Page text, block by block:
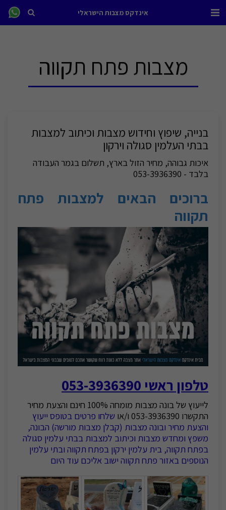
אינדקס מצבות הישראלי
מצבות פתח תקווה
בנייה, שיפוץ וחידוש מצבות וכיתוב למצבות
בבתי העלמין סגולה וירקון
איכות גבוהה, מחיר הזול בארץ, תשלום בגמר העבודה
בלבד - 053-3936390
ברוכים הבאים למצבות פתח
תקווה
טלפון ראשי 053-3936390
לייעוץ של בונה מצבות מומחה 100% חינם והצעת מחיר
התקשרו 053-3936390 ו/או
שלחו פרטים בטופס ייעוץ
והצעת מחיר ובונה מצבות (קבלן מצבות מורשה) הבונה,
משפץ ומחדש מצבות וכיתוב למצבות בבתי עלמין סגולה
בפתח תקווה, בית עלמין ירקון בפתח תקווה ובתי עלמין
הנוספים באזור פתח תקווה ישוב אליכם עוד היום